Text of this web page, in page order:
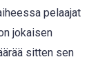
pelaajat
jokaisen
sitten sen